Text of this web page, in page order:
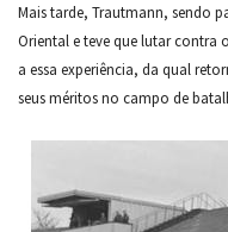
Mais tarde, Trautmann, sendo
Oriental e teve que lutar contra
a essa experiência, da qual
seus méritos no campo de